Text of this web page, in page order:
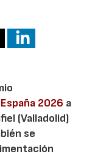
2026 a
(Valladolid)
se